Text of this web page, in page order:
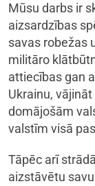
Mūsu darbs ir
aizsardzības
savas robežas
militāro
attiecības gan
Ukrainu,
domājošām
valstīm visā
Tāpēc arī
aizstāvētu